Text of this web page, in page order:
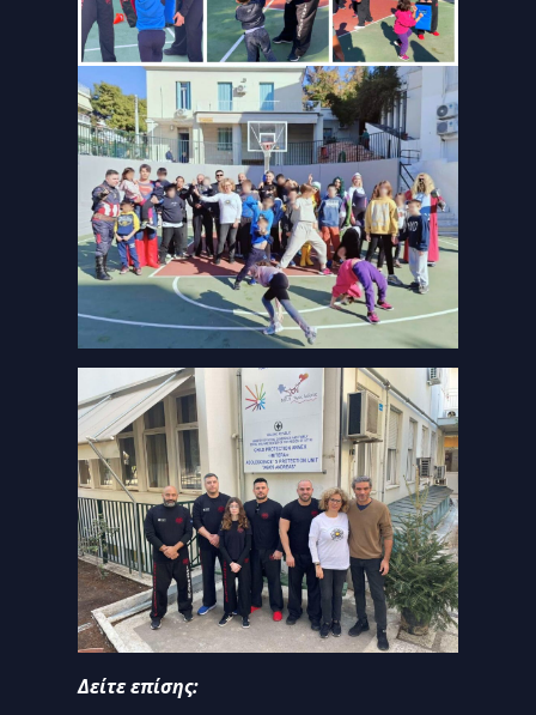
Δείτε επίσης: